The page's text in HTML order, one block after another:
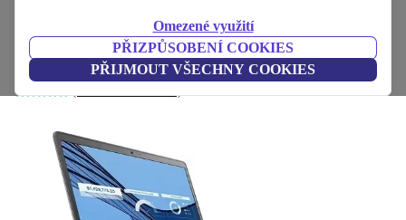
Omezené využití
PŘIZPŮSOBENÍ COOKIES
PŘIJMOUT VŠECHNY COOKIES
Dell Vostro 14 3400 | i3-1115G4 | 14"
8 GB | 256 GB SSD | Win 11 Home | DE